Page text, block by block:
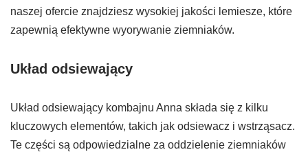
naszej ofercie znajdziesz wysokiej jakości lemiesze, które
zapewnią efektywne wyorywanie ziemniaków.
Układ odsiewający
Układ odsiewający kombajnu Anna składa się z kilku
kluczowych elementów, takich jak odsiewacz i wstrząsacz.
Te części są odpowiedzialne za oddzielenie ziemniaków